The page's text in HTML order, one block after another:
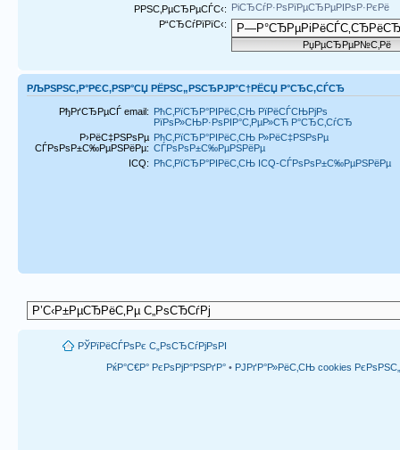
РРЅС‚РµСЂРµСЃС‹: РіСЂСѓР·РѕРїРµСЂРµРІРѕР·РєРё
Р“СЂСѓРїРїС‹:
РЉРЅРЅС‚Р°РЄС‚РЅР°СЏ РЁРЅС„РЅСЂРЈР°С†РЁСЏ Р°СЂС‚СЃСЂ
РђРґСЂРµСЃ email: РћС‚РїСЂР°РІРёС‚СЊ РїРёСЃСЊРјРѕ
РїРѕР»СЊР·РѕРІР°С‚РµР»СЋ Р°СЂС‚СѓСЂ
Р›РёС‡РЅРѕРµ
СЃРѕРѕР±С‰РµРЅРёРµ:
РћС‚РїСЂР°РІРёС‚СЊ Р»РёС‡РЅРѕРµ
СЃРѕРѕР±С‰РµРЅРёРµ
ICQ: РћС‚РїСЂР°РІРёС‚СЊ ICQ-СЃРѕРѕР±С‰РµРЅРёРµ
РЎРїРёСЃРѕРє С„РѕСЂСѓРјРѕРІ
РќР°С€Р° РєРѕРјР°РЅРґР° • РЈРґР°Р»РёС‚СЊ cookies